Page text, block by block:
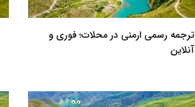
ترجمه رسمی ارمنی در محلات؛ فوری و
آنلاین